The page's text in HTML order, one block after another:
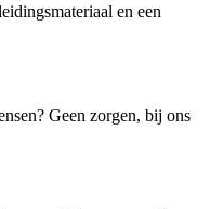
en een
Geen zorgen, bij ons